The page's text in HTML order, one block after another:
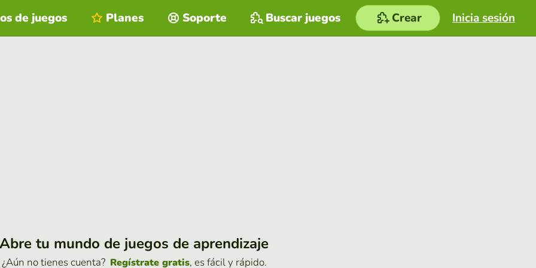
Inicia sesión
de juegos Planes Soporte Buscar juegos Crear
Abre tu mundo de juegos de aprendizaje
¿Aún no tienes cuenta? Regístrate gratis, es fácil y rápido.